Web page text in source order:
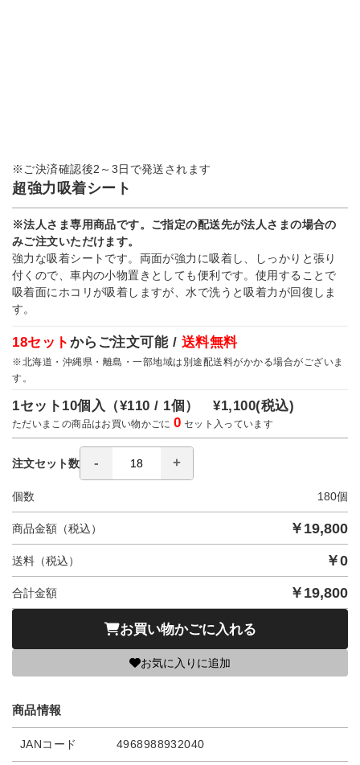
※ご決済確認後2～3日で発送されます
超強力吸着シート
※法人さま専用商品です。ご指定の配送先が法人さまの場合の
みご注文いただけます。
強力な吸着シートです。両面が強力に吸着し、しっかりと張り
付くので、車内の小物置きとしても便利です。使用することで
吸着面にホコリが吸着しますが、水で洗うと吸着力が回復しま
す。
18セット からご注文可能 / 送料無料
※北海道・沖縄県・離島・一部地域は別途配送料がかかる場合がございま
す。
1セット10個入（¥110 / 1個）¥1,100(税込)
ただいまこの商品はお買い物かごに0 セット入っています
注文セット数
個数 180個
商品金額（税込） ￥ 19,800
送料（税込） ￥0
合計金額 ￥ 19,800
お買い物かごに入れる
お気に入りに追加
商品情報
JANコード 4968988932040